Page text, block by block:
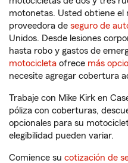
motonetas. Usted obtiene el
proveedora de seguro de
Unidos. Desde lesiones
hasta robo y gastos de
motocicleta ofrece más
necesite agregar cobertura
Trabaje con Mike Kirk en
póliza con coberturas,
opcionales para su
elegibilidad pueden variar.
Comience su cotización de